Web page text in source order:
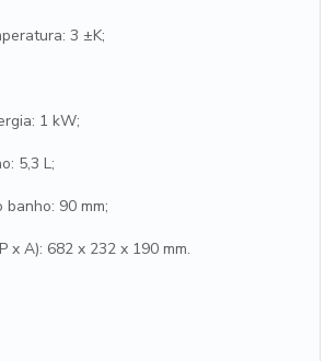
3 ±K;
1 kW;
5,3 L;
90 mm;
x A): 682 x 232 x 190 mm.